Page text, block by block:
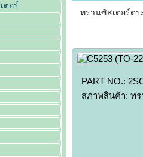
ตอร์
ทรานซิสเตอร์ตร
PART NO.:
สภาพสินค้า: ทร